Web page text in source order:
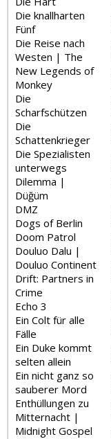
Die knallharten
Fünf
Die Reise nach
Westen | The
New Legends of
Monkey
Die
Scharfschützen
Die
Schattenkrieger
Die Spezialisten
unterwegs
Dilemma |
Düğüm
DMZ
Dogs of Berlin
Doom Patrol
Douluo Dalu |
Douluo Continent
Drift: Partners in
Crime
Echo 3
Ein Colt für alle
Fälle
Ein Duke kommt
selten allein
Ein nicht ganz so
sauberer Mord
Enthüllungen zu
Mitternacht |
Midnight Gospel